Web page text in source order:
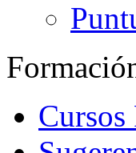
Cursos